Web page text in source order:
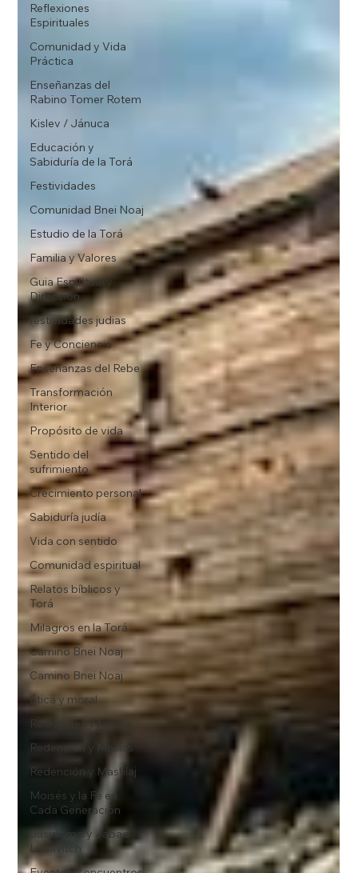
Reflexiones
Espirituales
Comunidad y Vida
Práctica
Enseñanzas del
Rabino Tomer Rotem
Kislev / Jánuca
Educación y
Sabiduría de la Torá
Festividades
Comunidad Bnei Noaj
Estudio de la Torá
Familia y Valores
Guia Espiritual y
Dirección
festividades judias
Fe y Conciencia
Enseñanzas del Rebe
Transformación
Interior
Propósito de vida
Sentido del
sufrimiento
Crecimiento personal
Sabiduría judía
Vida con sentido
Comunidad espiritual
Relatos bíblicos y
Torá
Milagros en la Torá
Camino Bnei Noaj
Camino Bnei Noaj
Ética y moral
Relaciones y familia
Redención y Mesías
Redención y Mashíaj
Moisés y la Fe en
Cada Generación
Jasidismo y Jabad
Lubavitch